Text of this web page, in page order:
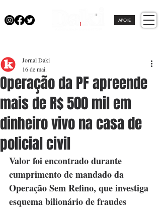
APOIE
Operação da PF apreende
mais de R$ 500 mil em
dinheiro vivo na casa de
policial civil
Jornal Daki
16 de mai.
Valor foi encontrado durante
cumprimento de mandado da
Operação Sem Refino, que investiga
esquema bilionário de fraudes